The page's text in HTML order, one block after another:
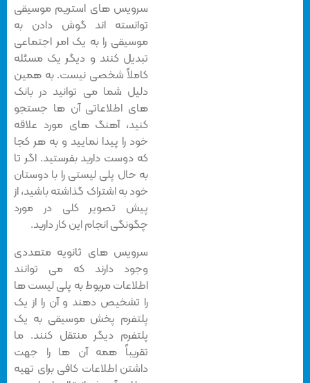
سرویس های استریم موسیقی
توانسته اند گوش دادن به
موسیقی را به یک امر اجتماعی
تبدیل کنند و دیگر یک مسئله
کاملاً شخصی نیست. به همین
دلیل شما می توانید در بانک
های اطلاعاتی آن ها جستجو
کنید، آهنگ های مورد علاقه
خود را پیدا نمایید و به هر کجا
که دوست دارید بفرستید. اگر تا
به حال پلی لیستی را با دوستان
خود به اشتراک گذاشته باشید، از
پیش تصویر کلی در مورد
چگونگی انجام این کار دارید.
سرویس های ثانویه متعددی
وجود دارند که می توانند
اطلاعات مربوط به پلی لیست ها
را تشخیص دهند و آن را از یک
پلتفرم پخش موسیقی به یک
پلتفرم دیگر منتقل کنند. ما
تقریباً همه آن ها را جهت
داشتن اطلاعات کافی برای تهیه